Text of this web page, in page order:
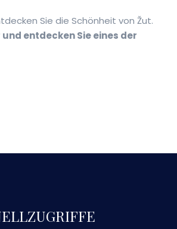
Sie die Schönheit von Žut.
entdecken Sie eines der